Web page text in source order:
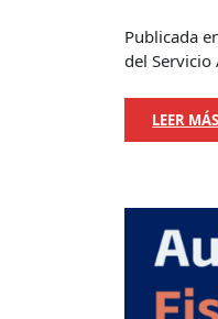
Publicada
del
LEER MÁS